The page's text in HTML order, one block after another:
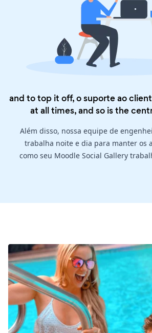
and to top it off, o suporte ao
at all times, and so is the
Além disso, nossa equipe de
trabalha noite e dia para manter os
como seu Moodle Social Gallery